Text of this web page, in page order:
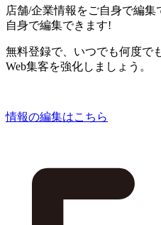
店舗/企業情報をご自身で編集
自身で編集できます!
無料登録で、いつでも何度で
Web集客を強化しましょう。
情報の編集はこちら